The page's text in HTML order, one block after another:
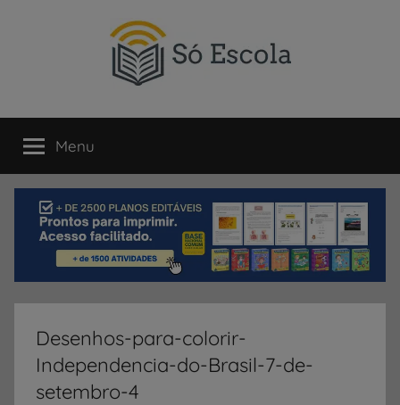
SÓ
ESCOLA
um
portal
direcionado
compartilhamento
dicas
ENEM
Menu
Desenhos-para-colorir-
Independencia-do-Brasil-7-de-
setembro-4